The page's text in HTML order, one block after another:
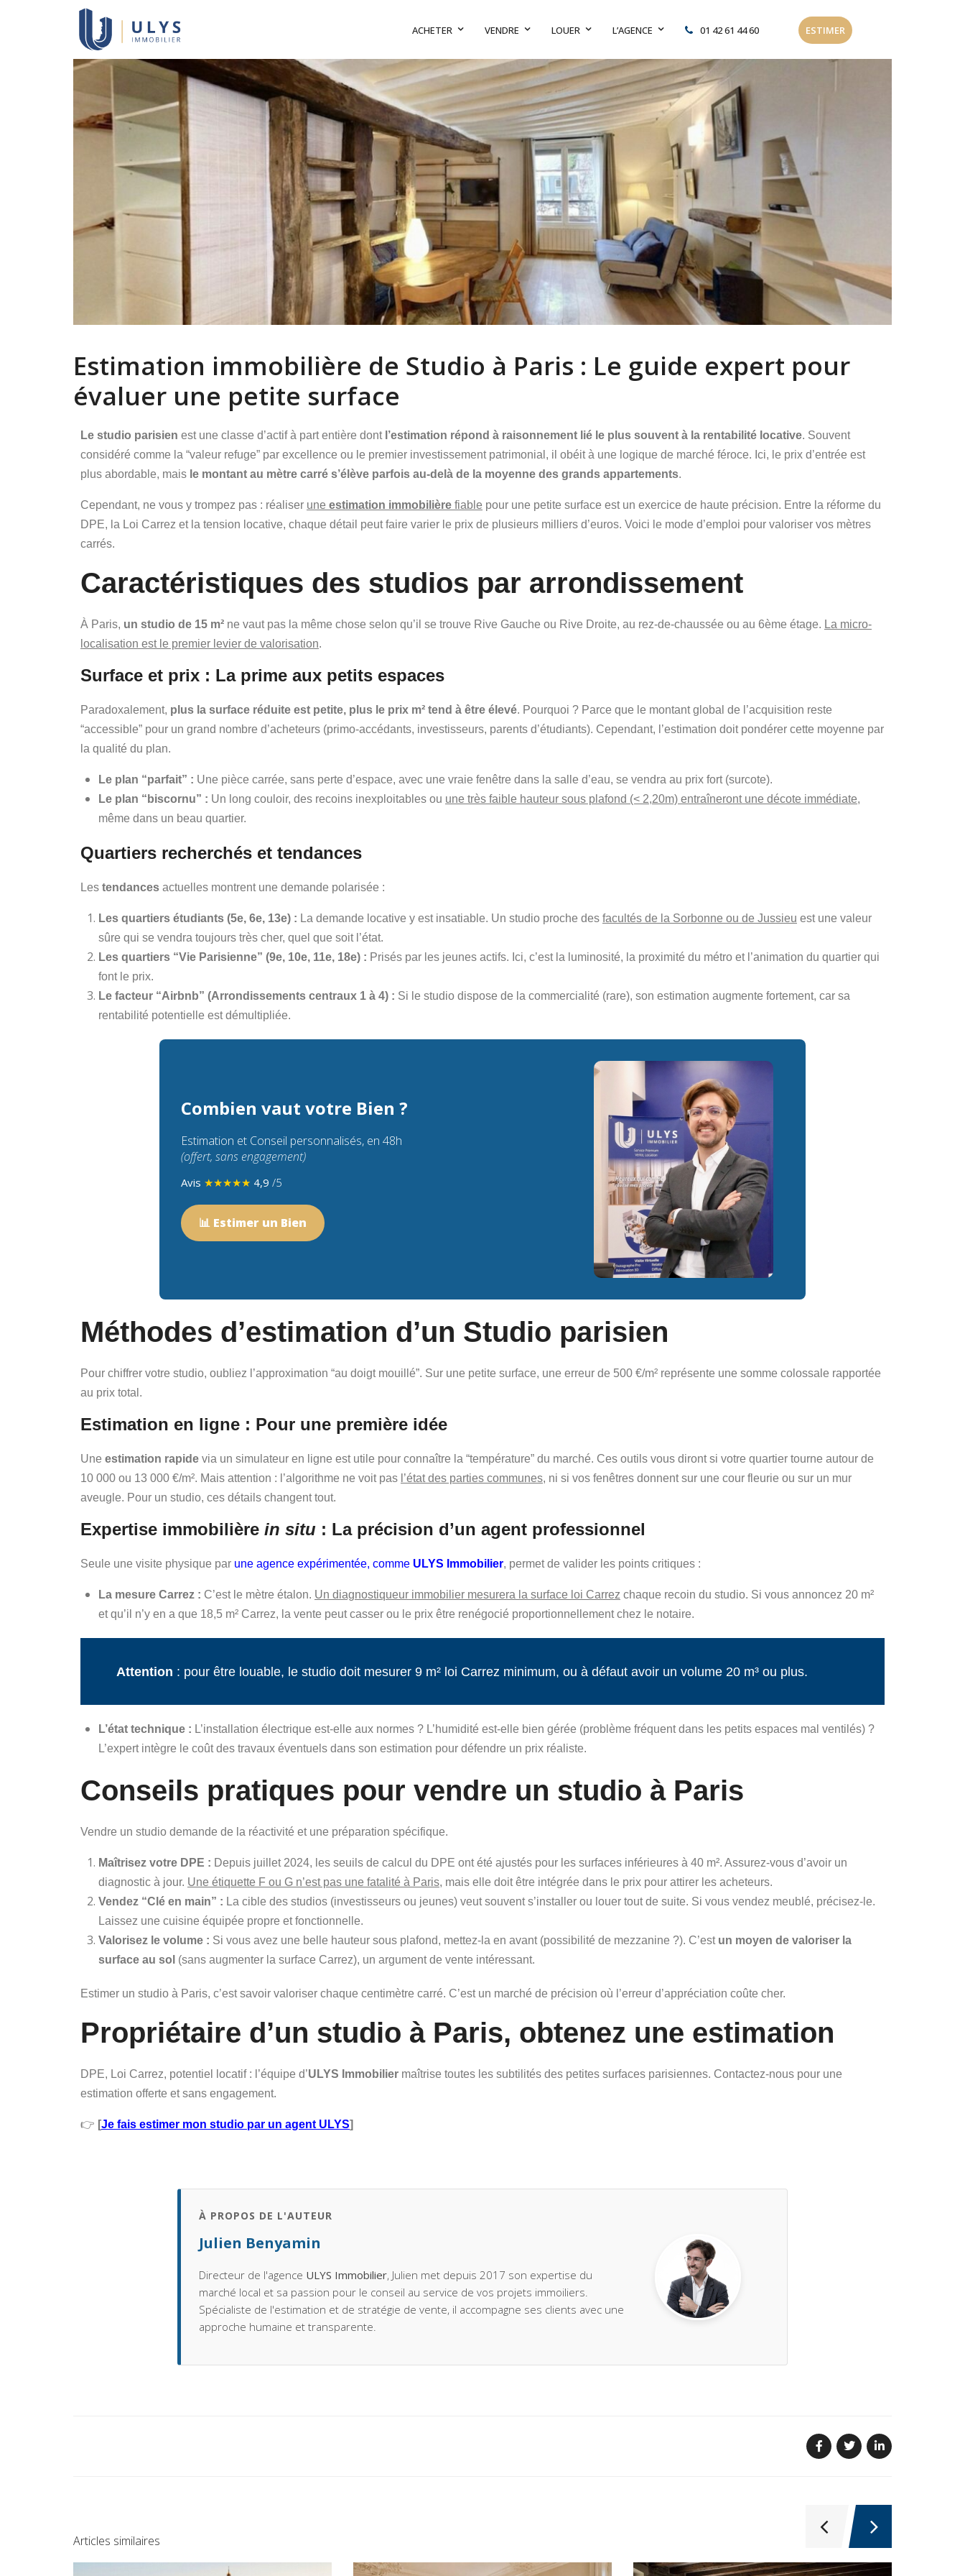
ACHETER VENDRE LOUER L’AGENCE 01 42 61 44 60 ESTIMER
Estimation immobilière de Studio à Paris : Le guide expert pour
évaluer une petite surface
Le studio parisien est une classe d’actif à part entière dont l’estimation répond à raisonnement lié le plus souvent à la rentabilité locative. Souvent
considéré comme la “valeur refuge” par excellence ou le premier investissement patrimonial, il obéit à une logique de marché féroce. Ici, le prix d’entrée est
plus abordable, mais le montant au mètre carré s’élève parfois au-delà de la moyenne des grands appartements.
Cependant, ne vous y trompez pas : réaliser une estimation immobilière fiable pour une petite surface est un exercice de haute précision. Entre la réforme du
DPE, la Loi Carrez et la tension locative, chaque détail peut faire varier le prix de plusieurs milliers d’euros. Voici le mode d’emploi pour valoriser vos mètres
carrés.
Caractéristiques des studios par arrondissement
À Paris, un studio de 15 m² ne vaut pas la même chose selon qu’il se trouve Rive Gauche ou Rive Droite, au rez-de-chaussée ou au 6ème étage. La micro-
localisation est le premier levier de valorisation.
Surface et prix : La prime aux petits espaces
Paradoxalement, plus la surface réduite est petite, plus le prix m² tend à être élevé. Pourquoi ? Parce que le montant global de l’acquisition reste
“accessible” pour un grand nombre d’acheteurs (primo-accédants, investisseurs, parents d’étudiants). Cependant, l’estimation doit pondérer cette moyenne par
la qualité du plan.
Le plan “parfait” : Une pièce carrée, sans perte d’espace, avec une vraie fenêtre dans la salle d’eau, se vendra au prix fort (surcote).
Le plan “biscornu” : Un long couloir, des recoins inexploitables ou une très faible hauteur sous plafond (< 2,20m) entraîneront une décote immédiate,
même dans un beau quartier.
Quartiers recherchés et tendances
Les tendances actuelles montrent une demande polarisée :
Les quartiers étudiants (5e, 6e, 13e) : La demande locative y est insatiable. Un studio proche des facultés de la Sorbonne ou de Jussieu est une valeur
sûre qui se vendra toujours très cher, quel que soit l’état.
Les quartiers “Vie Parisienne” (9e, 10e, 11e, 18e) : Prisés par les jeunes actifs. Ici, c’est la luminosité, la proximité du métro et l’animation du quartier qui
font le prix.
Le facteur “Airbnb” (Arrondissements centraux 1 à 4) : Si le studio dispose de la commercialité (rare), son estimation augmente fortement, car sa
rentabilité potentielle est démultipliée.
Combien vaut votre Bien ?
Estimation et Conseil personnalisés, en 48h
(offert, sans engagement)
Avis ★★★★★ 4,9 /5
📊 Estimer un Bien
Méthodes d’estimation d’un Studio parisien
Pour chiffrer votre studio, oubliez l’approximation “au doigt mouillé”. Sur une petite surface, une erreur de 500 €/m² représente une somme colossale rapportée
au prix total.
Estimation en ligne : Pour une première idée
Une estimation rapide via un simulateur en ligne est utile pour connaître la “température” du marché. Ces outils vous diront si votre quartier tourne autour de
10 000 ou 13 000 €/m². Mais attention : l’algorithme ne voit pas l’état des parties communes, ni si vos fenêtres donnent sur une cour fleurie ou sur un mur
aveugle. Pour un studio, ces détails changent tout.
Expertise immobilière in situ : La précision d’un agent professionnel
Seule une visite physique par une agence expérimentée, comme ULYS Immobilier, permet de valider les points critiques :
La mesure Carrez : C’est le mètre étalon. Un diagnostiqueur immobilier mesurera la surface loi Carrez chaque recoin du studio. Si vous annoncez 20 m²
et qu’il n’y en a que 18,5 m² Carrez, la vente peut casser ou le prix être renégocié proportionnellement chez le notaire.
Attention : pour être louable, le studio doit mesurer 9 m² loi Carrez minimum, ou à défaut avoir un volume 20 m³ ou plus.
L’état technique : L’installation électrique est-elle aux normes ? L’humidité est-elle bien gérée (problème fréquent dans les petits espaces mal ventilés) ?
L’expert intègre le coût des travaux éventuels dans son estimation pour défendre un prix réaliste.
Conseils pratiques pour vendre un studio à Paris
Vendre un studio demande de la réactivité et une préparation spécifique.
Maîtrisez votre DPE : Depuis juillet 2024, les seuils de calcul du DPE ont été ajustés pour les surfaces inférieures à 40 m². Assurez-vous d’avoir un
diagnostic à jour. Une étiquette F ou G n’est pas une fatalité à Paris, mais elle doit être intégrée dans le prix pour attirer les acheteurs.
Vendez “Clé en main” : La cible des studios (investisseurs ou jeunes) veut souvent s’installer ou louer tout de suite. Si vous vendez meublé, précisez-le.
Laissez une cuisine équipée propre et fonctionnelle.
Valorisez le volume : Si vous avez une belle hauteur sous plafond, mettez-la en avant (possibilité de mezzanine ?). C’est un moyen de valoriser la
surface au sol (sans augmenter la surface Carrez), un argument de vente intéressant.
Estimer un studio à Paris, c’est savoir valoriser chaque centimètre carré. C’est un marché de précision où l’erreur d’appréciation coûte cher.
Propriétaire d’un studio à Paris, obtenez une estimation
DPE, Loi Carrez, potentiel locatif : l’équipe d’ULYS Immobilier maîtrise toutes les subtilités des petites surfaces parisiennes. Contactez-nous pour une
estimation offerte et sans engagement.
👉 [Je fais estimer mon studio par un agent ULYS]
À PROPOS DE L'AUTEUR
Julien Benyamin
Directeur de l'agence ULYS Immobilier, Julien met depuis 2017 son expertise du
marché local et sa passion pour le conseil au service de vos projets immoiliers.
Spécialiste de l'estimation et de stratégie de vente, il accompagne ses clients avec une
approche humaine et transparente.
Articles similaires